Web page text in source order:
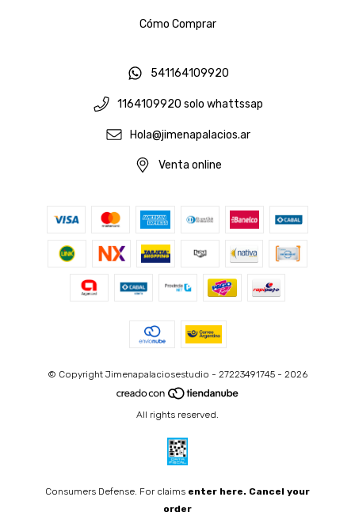
Cómo Comprar
541164109920
1164109920 solo whattssap
Hola@jimenapalacios.ar
Venta online
© Copyright Jimenapalaciosestudio - 27223491745 - 2026
All rights reserved.
Consumers Defense. For claims enter here. Cancel your
order